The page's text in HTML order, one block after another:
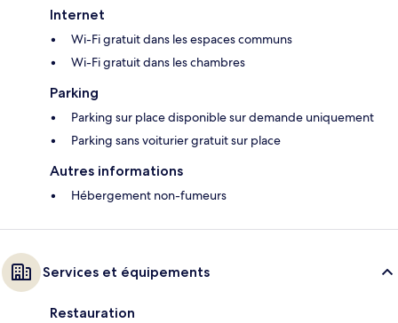
Internet
Wi-Fi gratuit dans les espaces communs
Wi-Fi gratuit dans les chambres
Parking
Parking sur place disponible sur demande uniquement
Parking sans voiturier gratuit sur place
Autres informations
Hébergement non-fumeurs
Services et équipements
Restauration